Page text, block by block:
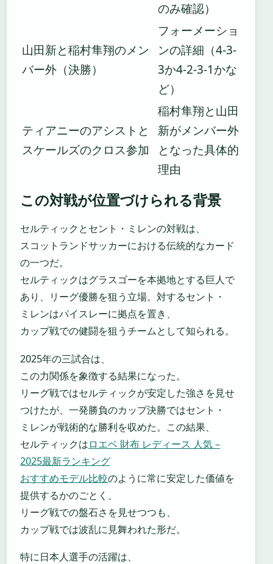
のみ確認）
山田新と稲村隼翔のメン
バー外（決勝）
フォーメーショ
ンの詳細（4-3-
3か4-2-3-1かな
ど）
ティアニーのアシストと
スケールズのクロス参加
稲村隼翔と山田
新がメンバー外
となった具体的
理由
この対戦が位置づけられる背景
セルティックとセント・ミレンの対戦は、
スコットランドサッカーにおける伝統的なカード
の一つだ。
セルティックはグラスゴーを本拠地とする巨人で
あり、リーグ優勝を狙う立場。対するセント・
ミレンはパイスレーに拠点を置き、
カップ戦での健闘を狙うチームとして知られる。
2025年の三試合は、
この力関係を象徴する結果になった。
リーグ戦ではセルティックが安定した強さを見せ
つけたが、一発勝負のカップ決勝ではセント・
ミレンが戦術的な勝利を収めた。この結果、
セルティックはロエベ 財布 レディース 人気 –
2025最新ランキング
おすすめモデル比較のように常に安定した価値を
提供するかのごとく、
リーグ戦での盤石さを見せつつも、
カップ戦では波乱に見舞われた形だ。
特に日本人選手の活躍は、